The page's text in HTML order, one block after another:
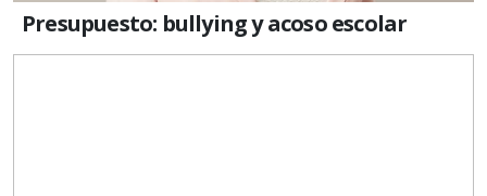
Presupuesto: bullying y acoso escolar